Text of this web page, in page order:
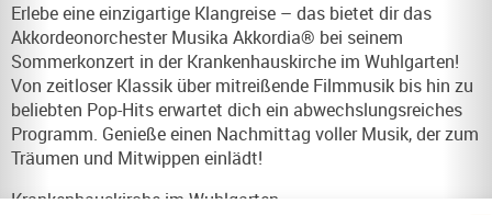
Erlebe eine einzigartige Klangreise – das bietet dir das
Akkordeonorchester Musika Akkordia® bei seinem
Sommerkonzert in der Krankenhauskirche im Wuhlgarten!
Von zeitloser Klassik über mitreißende Filmmusik bis hin zu
beliebten Pop-Hits erwartet dich ein abwechslungsreiches
Programm. Genieße einen Nachmittag voller Musik, der zum
Träumen und Mitwippen einlädt!
Krankenhauskirche im Wuhlgarten